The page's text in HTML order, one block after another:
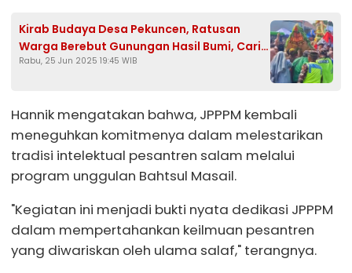
Kirab Budaya Desa Pekuncen, Ratusan
Warga Berebut Gunungan Hasil Bumi, Cari
Keberkahan
Rabu, 25 Jun 2025 19:45 WIB
Hannik mengatakan bahwa, JPPPM kembali
meneguhkan komitmenya dalam melestarikan
tradisi intelektual pesantren salam melalui
program unggulan Bahtsul Masail.
"Kegiatan ini menjadi bukti nyata dedikasi JPPPM
dalam mempertahankan keilmuan pesantren
yang diwariskan oleh ulama salaf," terangnya.